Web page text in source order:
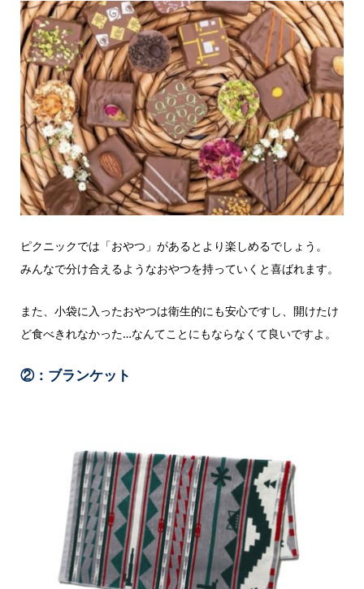
ピクニックでは「おやつ」があるとより楽しめるでしょう。
みんなで分け合えるようなおやつを持っていくと喜ばれます。
また、小袋に入ったおやつは衛生的にも安心ですし、開けたけ
ど食べきれなかった…なんてことにもならなくて良いですよ。
②：ブランケット